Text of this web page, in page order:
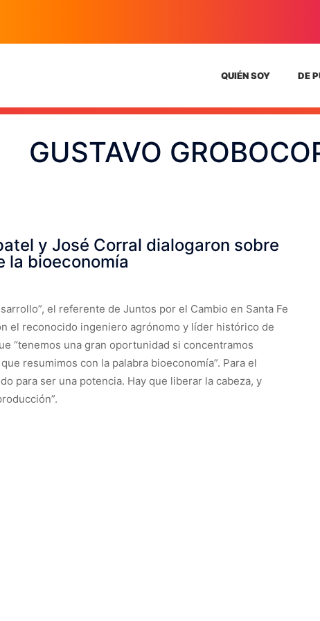
QUIÉN SOY DE
GUSTAVO
y José Corral dialogaron sobre
la bioeconomía
el referente de Juntos por el Cambio en Santa Fe
el reconocido ingeniero agrónomo y líder histórico de
“tenemos una gran oportunidad si concentramos
resumimos con la palabra bioeconomía”. Para el
para ser una potencia. Hay que liberar la cabeza, y